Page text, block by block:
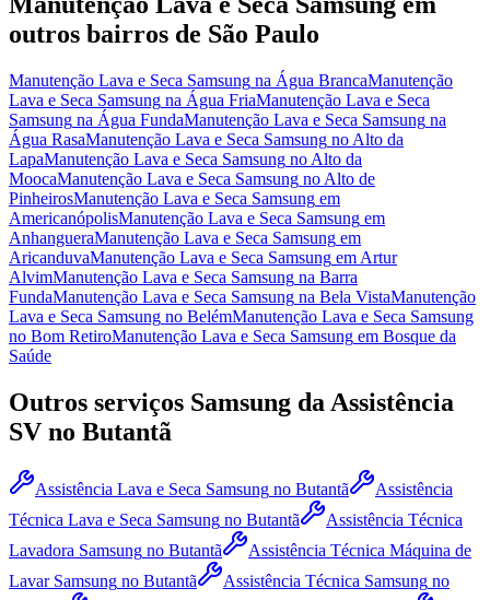
outros bairros de São Paulo
Manutenção Lava e Seca Samsung na Água BrancaManutenção
Lava e Seca Samsung na Água FriaManutenção Lava e Seca
Samsung na Água FundaManutenção Lava e Seca Samsung na
Água RasaManutenção Lava e Seca Samsung no Alto da
LapaManutenção Lava e Seca Samsung no Alto da
MoocaManutenção Lava e Seca Samsung no Alto de
PinheirosManutenção Lava e Seca Samsung em
AmericanópolisManutenção Lava e Seca Samsung em
AnhangueraManutenção Lava e Seca Samsung em
AricanduvaManutenção Lava e Seca Samsung em Artur
AlvimManutenção Lava e Seca Samsung na Barra
FundaManutenção Lava e Seca Samsung na Bela VistaManutenção
Lava e Seca Samsung no BelémManutenção Lava e Seca Samsung
no Bom RetiroManutenção Lava e Seca Samsung em Bosque da
Saúde
Outros serviços Samsung da Assistência
SV no Butantã
Assistência Lava e Seca Samsung no Butantã
Assistência
Técnica Lava e Seca Samsung no Butantã
Assistência Técnica
Lavadora Samsung no Butantã
Assistência Técnica Máquina de
Lavar Samsung no Butantã Assistência Técnica Samsung no